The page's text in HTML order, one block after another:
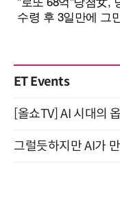
ET Events